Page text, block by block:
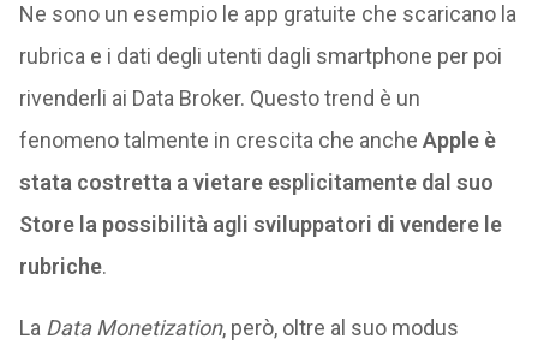
Ne sono un esempio le app gratuite che scaricano la
rubrica e i dati degli utenti dagli smartphone per poi
rivenderli ai Data Broker. Questo trend è un
fenomeno talmente in crescita che anche Apple è
stata costretta a vietare esplicitamente dal suo
Store la possibilità agli sviluppatori di vendere le
rubriche.
La Data Monetization, però, oltre al suo modus